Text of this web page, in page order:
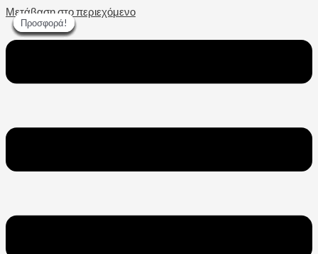
Μετάβαση στο περιεχόμενο
Προσφορά!
Προσφορά!
Προσφορά!
Προσφορά!
Προσφορά!
Προσφορά!
Προσφορά!
Προσφορά!
Προσφορά!